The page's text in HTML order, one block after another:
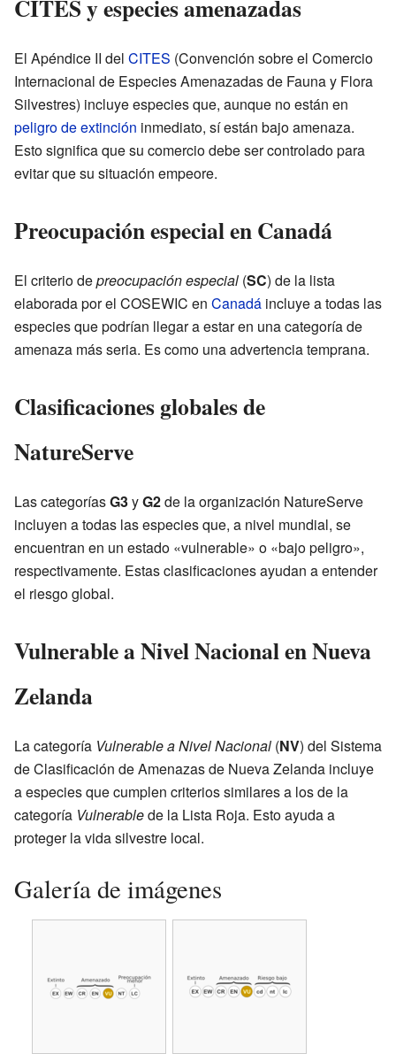
CITES y especies amenazadas
El Apéndice II del CITES (Convención sobre el Comercio
Internacional de Especies Amenazadas de Fauna y Flora
Silvestres) incluye especies que, aunque no están en
peligro de extinción inmediato, sí están bajo amenaza.
Esto significa que su comercio debe ser controlado para
evitar que su situación empeore.
Preocupación especial en Canadá
El criterio depreocupación especial (SC) de la lista
elaborada por el COSEWIC en Canadá incluye a todas las
especies que podrían llegar a estar en una categoría de
amenaza más seria. Es como una advertencia temprana.
Clasificaciones globales de
NatureServe
Las categoríasG3yG2de la organización NatureServe
incluyen a todas las especies que, a nivel mundial, se
encuentran en un estado «vulnerable» o «bajo peligro»,
respectivamente. Estas clasificaciones ayudan a entender
el riesgo global.
Vulnerable a Nivel Nacional en Nueva
Zelanda
La categoría Vulnerable a Nivel Nacional (NV) del Sistema
de Clasificación de Amenazas de Nueva Zelanda incluye
a especies que cumplen criterios similares a los de la
categoría Vulnerablede la Lista Roja. Esto ayuda a
proteger la vida silvestre local.
Galería de imágenes